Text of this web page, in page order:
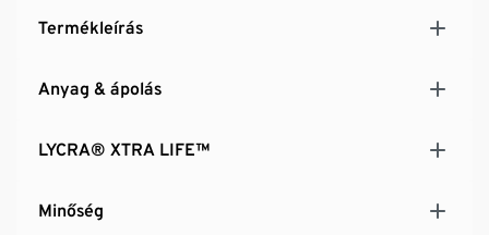
Termékleírás
Anyag & ápolás
LYCRA® XTRA LIFE™
Minőség